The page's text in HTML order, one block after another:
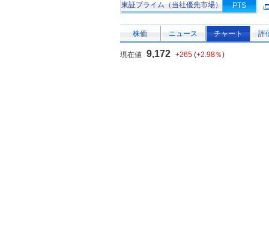
東証プライム（当社優先市場） PTS
株価 ニュース チャート 評
現在値 9,172 +265 (+2.98％)